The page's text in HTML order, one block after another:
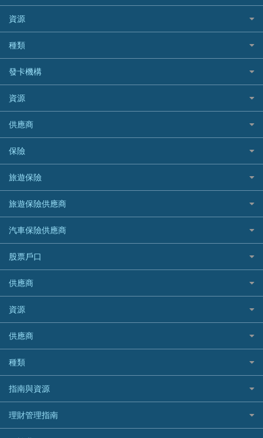
稅季/稅務貸款
網上貸款
結餘轉戶(清卡數貸款)
銀行貸款
財務公司貸款
免入息貸款
免TU貸款
急借錢
緊急貸款比較
最佳小額貸款比較
易批必批貸款
24小時貸款
最佳循環貸款
BEA 東亞銀行
BOC 中國銀行
Cashing Pro 優尚信貸
CCB(Asia) 中國建設銀行 (亞洲)
Citibank 花旗銀行
CNCBI 信銀國際
CreFIT 維信
DBS 星展銀行
DSB 大新銀行
HSBC 滙豐銀行貸款
K Cash 貸款
Mox 銀行
National Resources 中潤物業按揭
OCBC 華僑銀行
PrimeCredit 安信信貸
Promise 邦民日本財務
Rabbit Credit月兔信貸
Standard Chartered 渣打銀行
UA 亞洲聯合財務
WeLab Bank
WeLend 貸款
資源
如何申請個人貸款
如何管理個人貸款
個人貸款有用資訊
清卡數貸款教學
循環貸款教學
個人化貸款產品推介 🔥全新
債務重組一覽
供樓利息扣稅
最佳貸款app
種類
網購優惠
精選外幣網購信用卡
尊尚信用卡
公司信用卡
電子錢包信用卡
日本遊信用卡攻略
韓國遊信用卡攻略
台灣遊信用卡攻略
機場貴賓室信用卡
銀聯信用卡
高獎賞信用卡推薦
酒店信用卡
發卡機構
Citibank花旗銀行
AE美國運通
DBS星展銀行
HSBC滙豐銀行
Mox
信銀國際
大新銀行
恒生銀行
Standard Chartered渣打銀行
東亞銀行
SIM
Airwallex信用卡
資源
Black Friday優惠
淘寶付款方式
一田購物優惠日
SOGO感謝祭
HKTVmall優惠碼
交稅優惠
酒店優惠碼
機票優惠碼
供應商
八達通自動增值信用卡
保險
旅遊保險
汽車保險
家居保險
家傭保險
寵物保險
定期人壽保險
危疾保險
年金資訊
樓宇火險
旅遊保險
日本旅遊保險及資訊
泰國旅遊保險及資訊
台灣旅遊保險及資訊
韓國旅遊保險及資訊
歐洲旅遊保險及資訊
越南旅遊保險及資訊
澳洲旅遊保險及資訊
長者嘆世界
家庭親子遊
自駕遊比較
相機有得保
專為孕婦設計的最佳旅遊保險
旅遊保險供應商
AXA 安盛
AIG 美亞
Allianz 安聯
Allied World 世聯
Avo
中國銀行
Bolttech 保特
Blue Cross 藍十字
中國平安
HSBC滙豐銀行
MSIG 三井住友
汽車保險供應商
大新汽車保險
中銀汽車保險
Allianz安聯汽車保險
bolttech保障汽車保險
Zurich蘇黎世汽車保險
QBE昆士蘭汽車保險
平安汽車保險
股票戶口
富途證券
IB盈透證券
老虎證券
uSMART 盈立證券
華盛証券
長橋證券
WeBull微牛證券
漲樂全球通｜華泰國際
OSL
供應商
富途牛牛好唔好？
Webull微牛證券好唔好？
Longbridge長橋證券好唔好？
老虎證券好唔好？
華盛証券好唔好？
漲樂全球通好唔好？
IB盈透證券好唔好？
盈立證券 uSMART 好唔好？
資源
股票戶口開戶
證券行邊間好？
港股5隻高息ETF精選
什麼是ETF？
香港30大高息股排行
黃金ETF懶人包
最值得注意的比特幣ETF
供應商
銀行戶口比較
尊尚銀行戶口
Citi Plus
中信銀行inMotion
Airwallex銀行
種類
定期存款
港元定存
人民幣定存
指南與資源
理財資訊
識慳識賺
理財管理指南